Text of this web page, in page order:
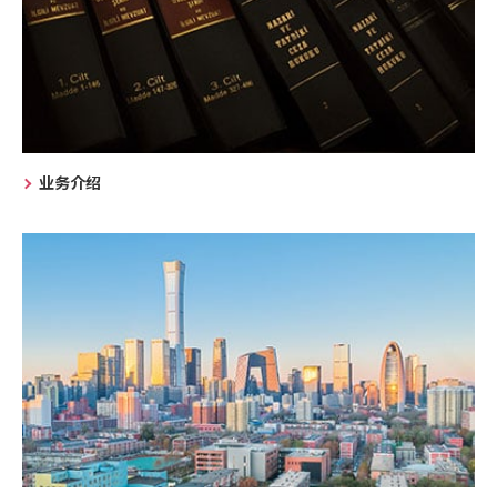
业务介绍